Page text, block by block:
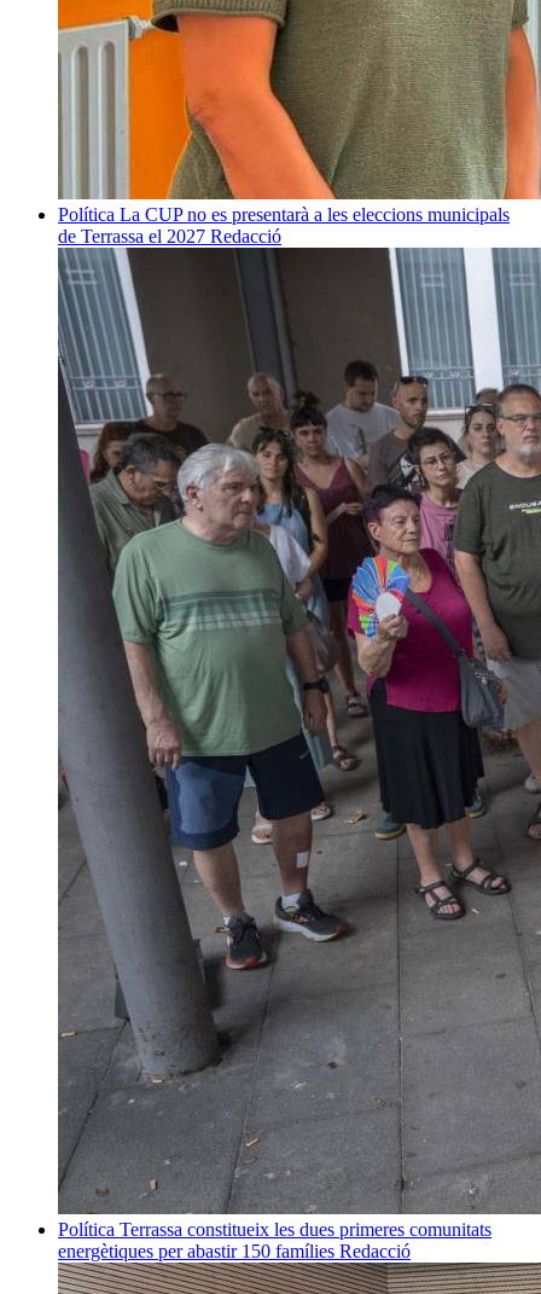
Política La CUP no es presentarà a les eleccions municipals
de Terrassa el 2027 Redacció
Política Terrassa constitueix les dues primeres comunitats
energètiques per abastir 150 famílies Redacció